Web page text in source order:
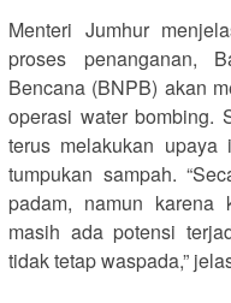
‎Menteri Jumhur
proses penanganan,
Bencana (BNPB) akan
operasi water bombing.
terus melakukan
tumpukan sampah.
padam, namun karena
masih ada potensi
tidak tetap waspada,”